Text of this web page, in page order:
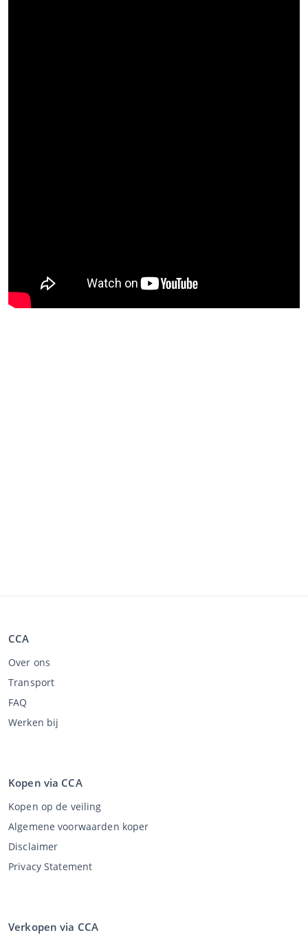
CCA
Over ons
Transport
FAQ
Werken bij
Kopen via CCA
Kopen op de veiling
Algemene voorwaarden koper
Disclaimer
Privacy Statement
Verkopen via CCA